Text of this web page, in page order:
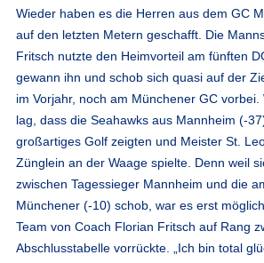
Wieder haben es die Herren aus dem GC
auf den letzten Metern geschafft. Die
Fritsch nutzte den Heimvorteil am fünften
gewann ihn und schob sich quasi auf der
im Vorjahr, noch am Münchener GC
lag, dass die Seahawks aus Mannheim (-
großartiges Golf zeigten und Meister St.
Zünglein an der Waage spielte. Denn weil
zwischen Tagessieger Mannheim und die
Münchener (-10) schob, war es erst
Team von Coach Florian Fritsch auf Rang
Abschlusstabelle vorrückte. „Ich bin total